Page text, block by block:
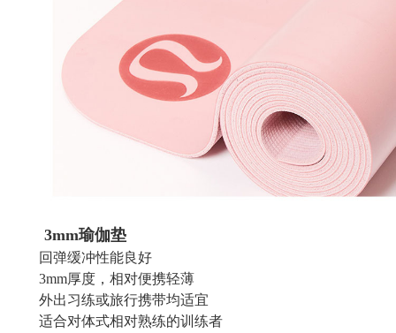
3mm瑜伽垫
回弹缓冲性能良好
3mm厚度，相对便携轻薄
外出习练或旅行携带均适宜
适合对体式相对熟练的训练者